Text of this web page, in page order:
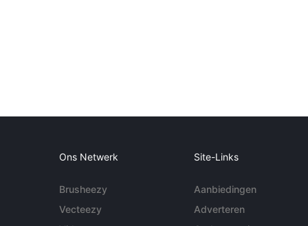
Ons Netwerk
Brusheezy
Vecteezy
Site-Links
Aanbiedingen
Adverteren